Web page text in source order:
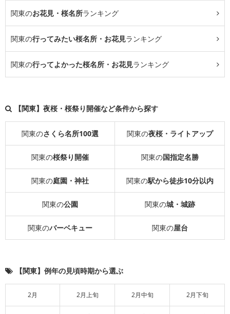
関東のお花見・桜名所ランキング
関東の行ってみたい桜名所・お花見ランキング
関東の行ってよかった桜名所・お花見ランキング
【関東】夜桜・桜祭り開催など条件から探す
関東のさくら名所100選 関東の夜桜・ライトアップ
関東の桜祭り開催 関東の国指定名勝
関東の庭園・神社 関東の駅から徒歩10分以内
関東の公園 関東の城・城跡
関東のバーベキュー 関東の屋台
【関東】例年の見頃時期から選ぶ
2月 2月上旬 2月中旬 2月下旬